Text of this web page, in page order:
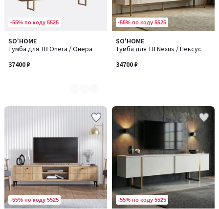
-55% по коду 5525
SO'HOME
Тумба для ТВ Onera / Онера
37400 ₽
Количество
цветов:
2
-55% по коду 5525
SO'HOME
Тумба для ТВ Nexus / Нексус
34700 ₽
-55% по коду 5525 -55% по коду 5525